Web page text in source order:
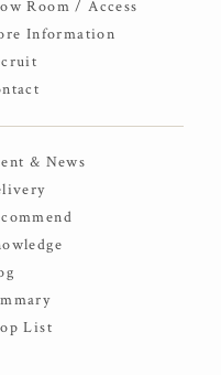
Room / Access
Information
& News
List